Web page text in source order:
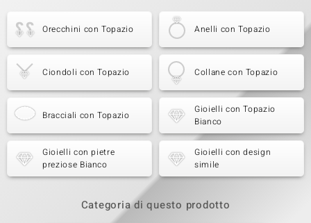
Orecchini con Topazio Anelli con Topazio
Ciondoli con Topazio Collane con Topazio
Bracciali con Topazio
Gioielli con Topazio
Bianco
Gioielli con pietre
preziose Bianco
Gioielli con design
simile
Categoria di questo prodotto